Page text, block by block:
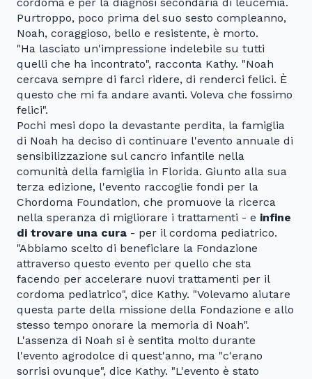
cordoma e per la diagnosi secondaria di leucemia.
Purtroppo, poco prima del suo sesto compleanno,
Noah, coraggioso, bello e resistente, è morto.
"Ha lasciato un'impressione indelebile su tutti
quelli che ha incontrato", racconta Kathy. "Noah
cercava sempre di farci ridere, di renderci felici. È
questo che mi fa andare avanti. Voleva che fossimo
felici".
Pochi mesi dopo la devastante perdita, la famiglia
di Noah ha deciso di continuare l'evento annuale di
sensibilizzazione sul cancro infantile nella
comunità della famiglia in Florida. Giunto alla sua
terza edizione, l'evento raccoglie fondi per la
Chordoma Foundation, che promuove la ricerca
nella speranza di migliorare i trattamenti - e infine
di trovare una cura - per il cordoma pediatrico.
"Abbiamo scelto di beneficiare la Fondazione
attraverso questo evento per quello che sta
facendo per accelerare nuovi trattamenti per il
cordoma pediatrico", dice Kathy. "Volevamo aiutare
questa parte della missione della Fondazione e allo
stesso tempo onorare la memoria di Noah".
L'assenza di Noah si è sentita molto durante
l'evento agrodolce di quest'anno, ma "c'erano
sorrisi ovunque", dice Kathy. "L'evento è stato